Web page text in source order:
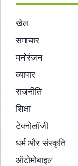
खेल
समाचार
मनोरंजन
व्यापार
राजनीति
शिक्षा
टेक्नोलॉजी
धर्म और संस्कृति
ऑटोमोबाइल